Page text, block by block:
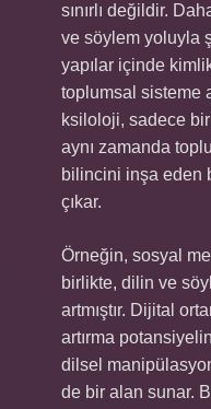
sınırlı değildir.
ve söylem yoluyla
yapılar içinde
toplumsal sisteme
ksiloloji, sadece
aynı zamanda
bilincini inşa eden
çıkar.
Örneğin, sosyal
birlikte, dilin ve
artmıştır. Dijital
artırma
dilsel
de bir alan sunar.